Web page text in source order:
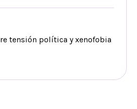
tensión política y xenofobia